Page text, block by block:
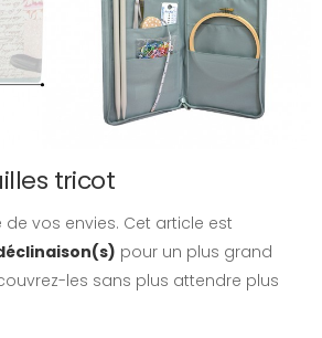
tricot
vos envies. Cet article est
pour un plus grand
les sans plus attendre plus